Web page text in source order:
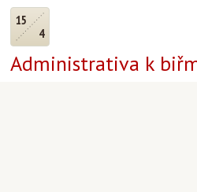
15
4
Administrativa k